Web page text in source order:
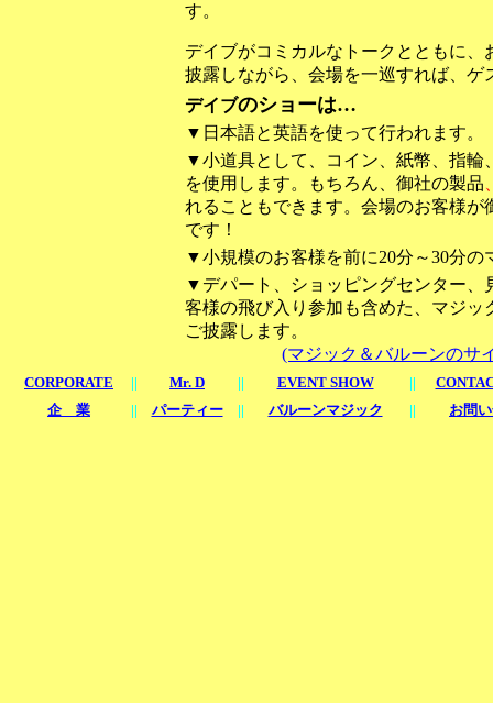
す。
デイブがコミカルなトークとともに
披露しながら、会場を一巡すれば、
デイブのショーは…
▼日本語と英語を使って行われます。
▼小道具として、コイン、紙幣、指輪
を使用します。もちろん、 御社の製品
れる こともできます。会場のお客様
です！
▼小規模のお客様を前に20分～30分の
▼デパート、ショッピングセンター、
客様の飛び入り参加も含めた、マジ
ご披露します。
(マジック＆バルーンのサ
CORPORATE || Mr. D || EVENT SHOW ||
企 業
|| パーティー || バルーンマジック || お問